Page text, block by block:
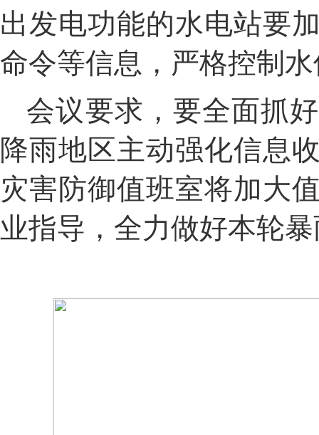
出发电功能的水电站要
命令等信息， 严格控制
会议要求，要全面抓
降雨地区主动强化信息
灾害防御值班室将加大
业指导，全力做好本轮